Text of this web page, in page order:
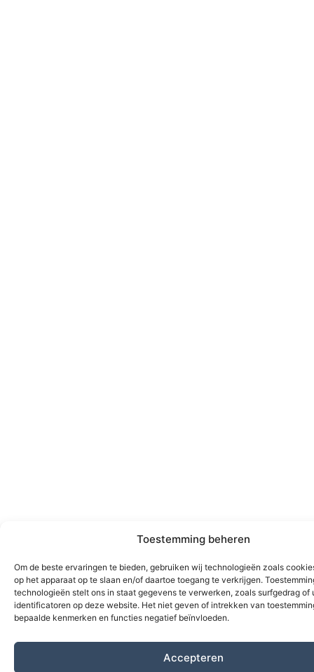
Toestemming beheren
Om de beste ervaringen te bieden, gebruiken wij technologieën zoals
op het apparaat op te slaan en/of daartoe toegang te verkrijgen.
technologieën stelt ons in staat gegevens te verwerken, zoals surfgedrag of
identificatoren op deze website. Het niet geven of intrekken van
bepaalde kenmerken en functies negatief beïnvloeden.
Accepteren